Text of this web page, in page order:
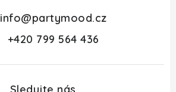
info@partymood.cz
+420 799 564 436